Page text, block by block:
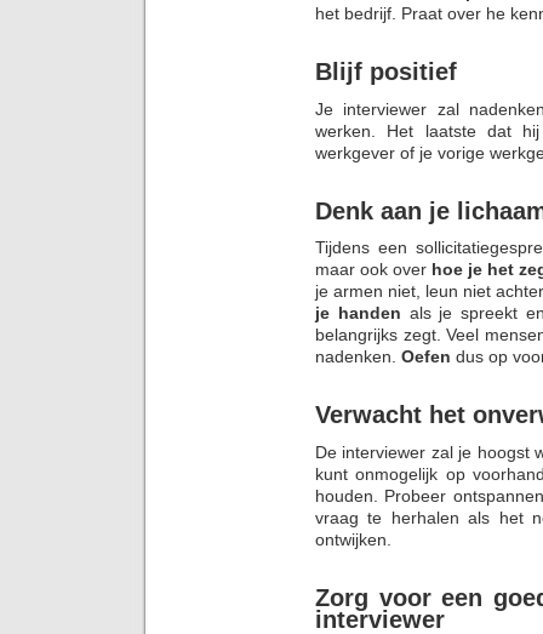
het bedrijf. Praat over he
Blijf positief
Je interviewer zal
werken. Het laatste dat
werkgever of je vorige
Denk aan je
Tijdens een
maar ook over hoe je het
je armen niet, leun niet
je handen als je spreekt
belangrijks zegt. Veel
nadenken. Oefen dus op
Verwacht het
De interviewer zal je hoogst
kunt onmogelijk op
houden. Probeer
vraag te herhalen als het
ontwijken.
Zorg voor een
interviewer